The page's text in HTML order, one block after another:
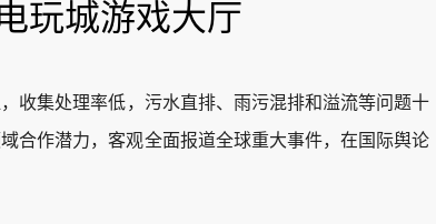
玩城游戏大厅
集处理率低，污水直排、雨污混排和溢流等问题十
作潜力，客观全面报道全球重大事件，在国际舆论